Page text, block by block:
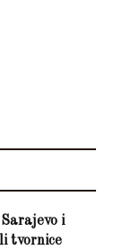
i
tvornice